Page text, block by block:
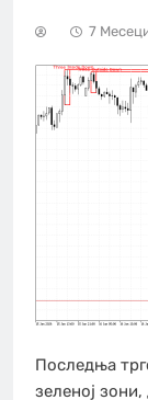
7
Последња
зеленој